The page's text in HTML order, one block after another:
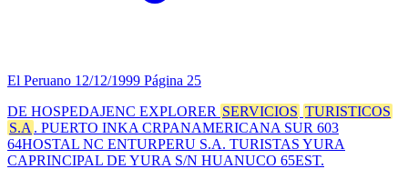
El Peruano 12/12/1999 Página 25
DE HOSPEDAJENC EXPLORER SERVICIOS TURISTICOS
S.A . PUERTO INKA CRPANAMERICANA SUR 603
64HOSTAL NC ENTURPERU S.A. TURISTAS YURA
CAPRINCIPAL DE YURA S/N HUANUCO 65EST.